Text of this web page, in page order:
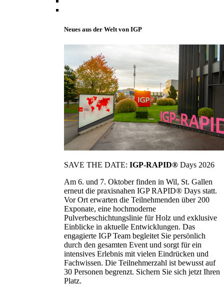
Neues aus der Welt von IGP
SAVE THE DATE: IGP-RAPID® Days 2026
Am 6. und 7. Oktober finden in Wil, St. Gallen
erneut die praxisnahen IGP RAPID® Days statt.
Vor Ort erwarten die Teilnehmenden über 200
Exponate, eine hochmoderne
Pulverbeschichtungslinie für Holz und exklusive
Einblicke in aktuelle Entwicklungen. Das
engagierte IGP Team begleitet Sie persönlich
durch den gesamten Event und sorgt für ein
intensives Erlebnis mit vielen Eindrücken und
Fachwissen. Die Teilnehmerzahl ist bewusst auf
30 Personen begrenzt. Sichern Sie sich jetzt Ihren
Platz.